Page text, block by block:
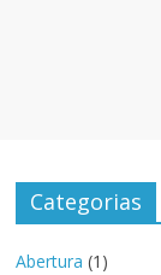
Categorias
Abertura (1)